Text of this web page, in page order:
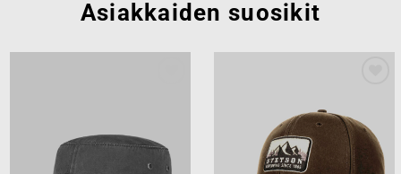
Asiakkaiden suosikit